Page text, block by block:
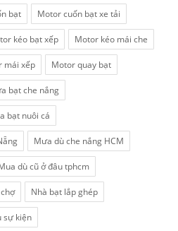
bạt Motor cuốn bạt xe tải
kéo bạt xếp Motor kéo mái che
mái xếp Motor quay bạt
bạt che nắng
bạt nuôi cá
Mưa dù che nắng HCM
dù cũ ở đâu tphcm
Nhà bạt lắp ghép
sự kiện